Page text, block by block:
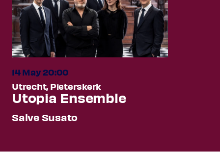
14 May 20:00
Utrecht, Pieterskerk
Utopia Ensemble
Salve Susato